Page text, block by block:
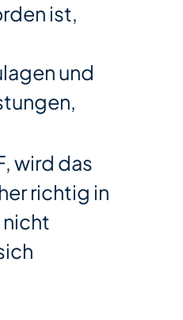
ist,
und
wird das
richtig in
nicht